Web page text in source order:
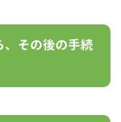
、その後の手続